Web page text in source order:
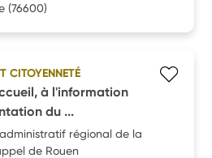
(76600)
CITOYENNETÉ
à l'information
du ...
régional de la
de Rouen